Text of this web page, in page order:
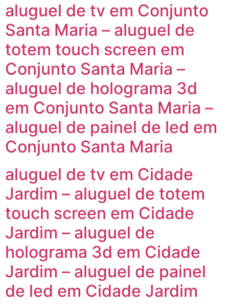
aluguel de tv em Conjunto
Santa Maria – aluguel de
totem touch screen em
Conjunto Santa Maria –
aluguel de holograma 3d
em Conjunto Santa Maria –
aluguel de painel de led em
Conjunto Santa Maria
aluguel de tv em Cidade
Jardim – aluguel de totem
touch screen em Cidade
Jardim – aluguel de
holograma 3d em Cidade
Jardim – aluguel de painel
de led em Cidade Jardim